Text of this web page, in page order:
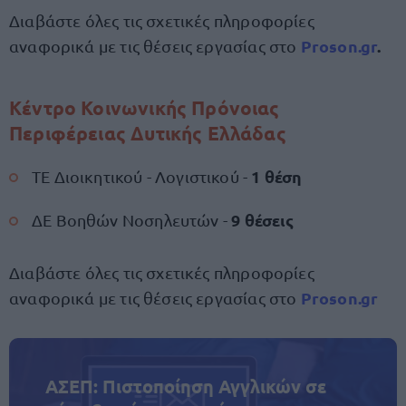
Διαβάστε όλες τις σχετικές πληροφορίες
αναφορικά με τις θέσεις εργασίας στο Proson.gr.
Κέντρο Κοινωνικής Πρόνοιας
Περιφέρειας Δυτικής Ελλάδας
ΤΕ Διοικητικού - Λογιστικού - 1 θέση
ΔΕ Βοηθών Νοσηλευτών -9 θέσεις
Διαβάστε όλες τις σχετικές πληροφορίες
αναφορικά με τις θέσεις εργασίας στο Proson.gr
ΑΣΕΠ: Πιστοποίηση Αγγλικών σε